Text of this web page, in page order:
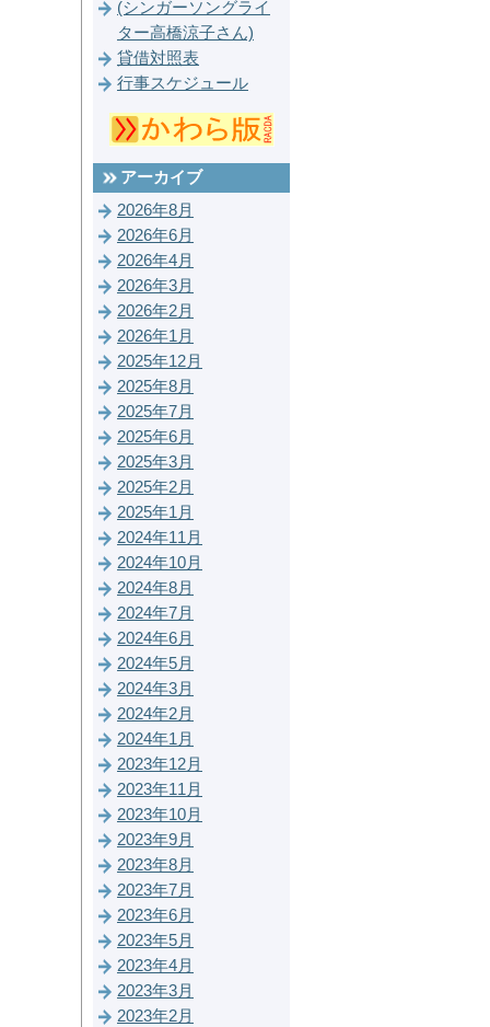
(シンガーソングライ
ター高橋涼子さん)
貸借対照表
行事スケジュール
アーカイブ
2026年8月
2026年6月
2026年4月
2026年3月
2026年2月
2026年1月
2025年12月
2025年8月
2025年7月
2025年6月
2025年3月
2025年2月
2025年1月
2024年11月
2024年10月
2024年8月
2024年7月
2024年6月
2024年5月
2024年3月
2024年2月
2024年1月
2023年12月
2023年11月
2023年10月
2023年9月
2023年8月
2023年7月
2023年6月
2023年5月
2023年4月
2023年3月
2023年2月